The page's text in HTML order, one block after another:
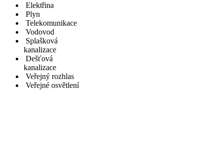
Elektřina
Plyn
Telekomunikace
Vodovod
Splašková
kanalizace
Dešťová
kanalizace
Veřejný rozhlas
Veřejné osvětlení